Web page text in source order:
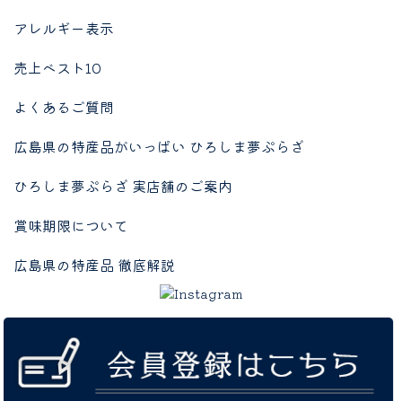
アレルギー表示
売上ベスト10
よくあるご質問
広島県の特産品がいっぱい ひろしま夢ぷらざ
ひろしま夢ぷらざ 実店舗のご案内
賞味期限について
広島県の特産品 徹底解説